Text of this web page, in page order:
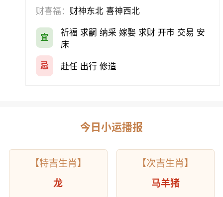
财喜福： 财神东北 喜神西北
宜
祈福 求嗣 纳采 嫁娶 求财 开市 交易 安
床
忌 赴任 出行 修造
今日小运播报
【特吉生肖】
龙
【次吉生肖】
马羊猪